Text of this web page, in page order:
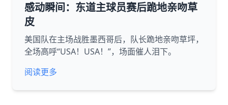
感动瞬间：东道主球员赛后跪地亲吻草
皮
美国队在主场战胜墨西哥后，队长跪地亲吻草坪，
全场高呼“USA！USA！”，场面催人泪下。
阅读更多